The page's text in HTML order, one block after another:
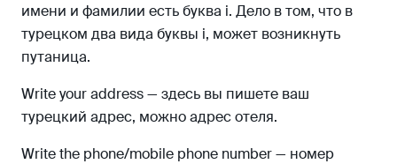
имени и фамилии есть буква i. Дело в том, что в
турецком два вида буквы i, может возникнуть
путаница.
Write your address — здесь вы пишете ваш
турецкий адрес, можно адрес отеля.
Write the phone/mobile phone number — номер